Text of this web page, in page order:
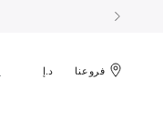
فروعنا د.إ